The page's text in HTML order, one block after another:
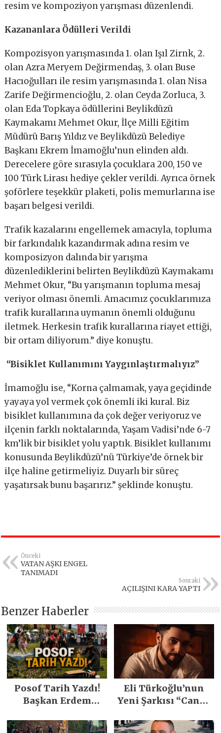
resim ve kompoziyon yarışması düzenlendi.
Kazananlara Ödülleri Verildi
Kompozisyon yarışmasında 1. olan Işıl Zirnk, 2.
olan Azra Meryem Değirmendaş, 3. olan Buse
Hacıoğulları ile resim yarışmasında 1. olan Nisa
Zarife Değirmencioğlu, 2. olan Ceyda Zorluca, 3.
olan Eda Topkaya ödüllerini Beylikdüzü
Kaymakamı Mehmet Okur, İlçe Milli Eğitim
Müdürü Barış Yıldız ve Beylikdüzü Belediye
Başkanı Ekrem İmamoğlu’nun elinden aldı.
Derecelere göre sırasıyla çocuklara 200, 150 ve
100 Türk Lirası hediye çekler verildi. Ayrıca örnek
şoförlere teşekkür plaketi, polis memurlarına ise
başarı belgesi verildi.
Trafik kazalarını engellemek amacıyla, topluma
bir farkındalık kazandırmak adına resim ve
komposizyon dalında bir yarışma
düzenlediklerini belirten Beylikdüzü Kaymakamı
Mehmet Okur, “Bu yarışmanın topluma mesaj
veriyor olması önemli. Amacımız çocuklarımıza
trafik kurallarına uymanın önemli olduğunu
iletmek. Herkesin trafik kurallarına riayet ettiği,
bir ortam diliyorum.” diye konuştu.
“Bisiklet Kullanımını Yaygınlaştırmalıyız”
İmamoğlu ise, “Korna çalmamak, yaya geçidinde
yayaya yol vermek çok önemli iki kural. Biz
bisiklet kullanımına da çok değer veriyoruz ve
ilçenin farklı noktalarında, Yaşam Vadisi’nde 6-7
km’lik bir bisiklet yolu yaptık. Bisiklet kullanımı
konusunda Beylikdüzü’nü Türkiye’de örnek bir
ilçe haline getirmeliyiz. Duyarlı bir süreç
yaşatırsak bunu başarırız.” şeklinde konuştu.
Önceki
VATAN AŞKI ENGEL
TANIMADI
Sonraki
AÇILIŞINI KARA YAPTI
Benzer Haberler
Posof Tarih Yazdı!
Başkan Erdem
Emeğiyle Son
Eli Türkoğlu’nun
Yeni Şarkısı “Canın
İlgi Gördü!..